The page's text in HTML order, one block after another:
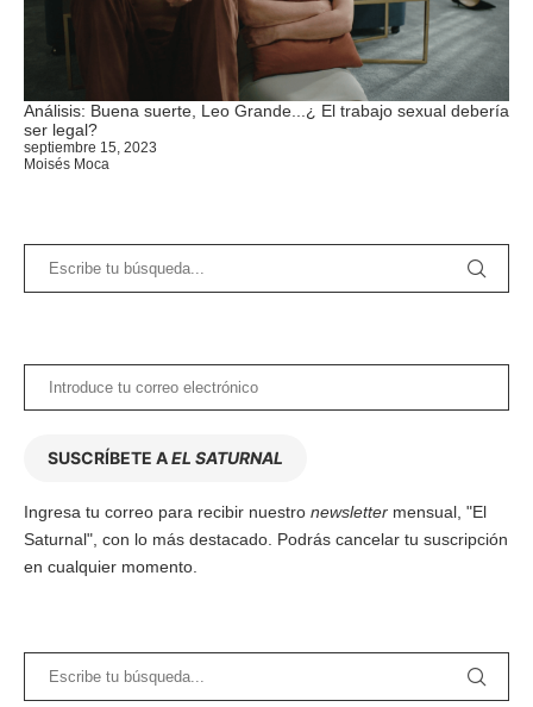
Análisis: Buena suerte, Leo Grande...¿ El trabajo sexual debería
ser legal?
septiembre 15, 2023
Moisés Moca
SUSCRÍBETE AEL SATURNAL
Ingresa tu correo para recibir nuestro newsletter mensual, "El
Saturnal", con lo más destacado. Podrás cancelar tu suscripción
en cualquier momento.